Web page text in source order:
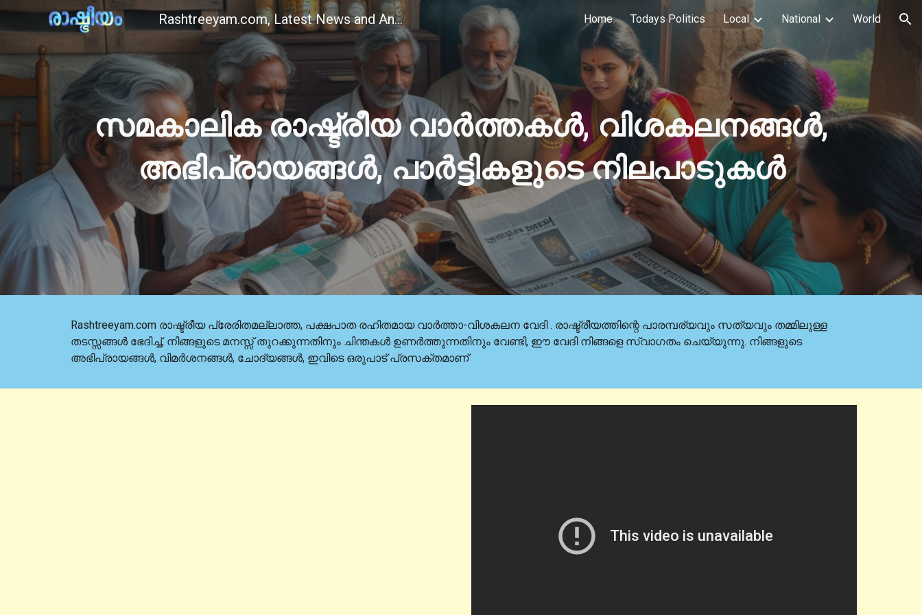
Skip to main content Skip to navigation
Rashtreeyam.com, Latest News and Analysis on Indian Politics Home Todays Politics Local National World
സമകാലിക രാഷ്ട്രീയ വാർത്തകൾ, വിശകലനങ്ങൾ,
അഭിപ്രായങ്ങൾ, പാർട്ടികളുടെ നിലപാടുകൾ
Rashtreeyam.com രാഷ്ട്രീയ പ്രേരിതമല്ലാത്ത, പക്ഷപാത രഹിതമായ വാർത്താ-വിശകലന വേദി . രാഷ്ട്രീയത്തിന്റെ പാരമ്പര്യവും സത്യവും തമ്മിലുള്ള
തടസ്സങ്ങൾ ഭേദിച്ച്, നിങ്ങളുടെ മനസ്സ് തുറക്കുന്നതിനും ചിന്തകൾ ഉണർത്തുന്നതിനും വേണ്ടി, ഈ വേദി നിങ്ങളെ സ്വാഗതം ചെയ്യുന്നു. നിങ്ങളുടെ
അഭിപ്രായങ്ങൾ, വിമർശനങ്ങൾ, ചോദ്യങ്ങൾ, ഇവിടെ ഒരുപാട് പ്രസക്തമാണ്